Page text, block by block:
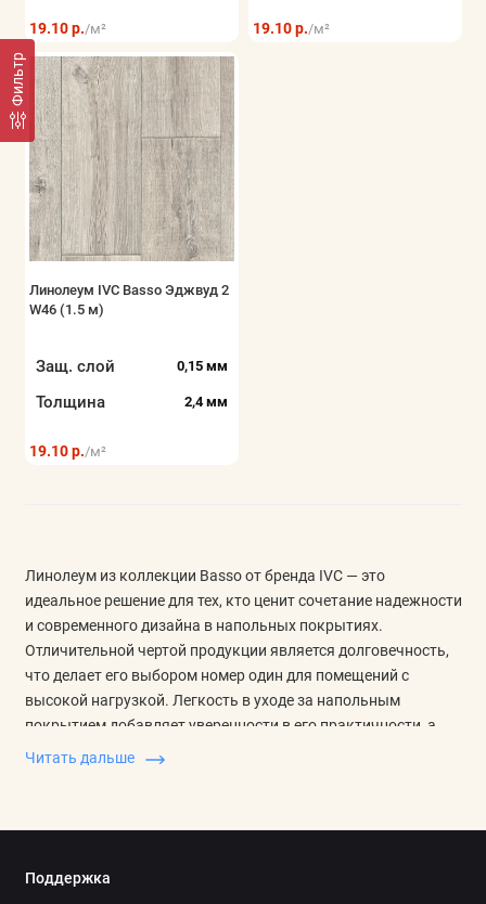
Фильтр
19.10 р./м² 19.10 р./м²
Линолеум IVC Basso Эджвуд 2
W46 (1.5 м)
Защ. слой 0,15 мм
Толщина 2,4 мм
19.10 р./м²
Линолеум из коллекции Basso от бренда IVC — это
идеальное решение для тех, кто ценит сочетание надежности
и современного дизайна в напольных покрытиях.
Отличительной чертой продукции является долговечность,
что делает его выбором номер один для помещений с
высокой нагрузкой. Легкость в уходе за напольным
покрытием добавляет уверенности в его практичности, а
современный дизайн позволяет гармонично вписать
Выгодные условия покупки и доставки по всей Беларуси —
Читать дальше
Поддержка